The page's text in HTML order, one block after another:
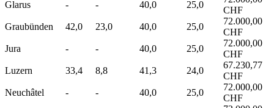
Glarus
- - 40,0 25,0
CHF
Graubünden
42,0 23,0 40,0 25,0
72.000,00
CHF
Jura
- - 40,0 25,0
72.000,00
CHF
Luzern
33,4 8,8 41,3 24,0
67.230,77
CHF
Neuchâtel
- - 40,0 25,0
72.000,00
CHF